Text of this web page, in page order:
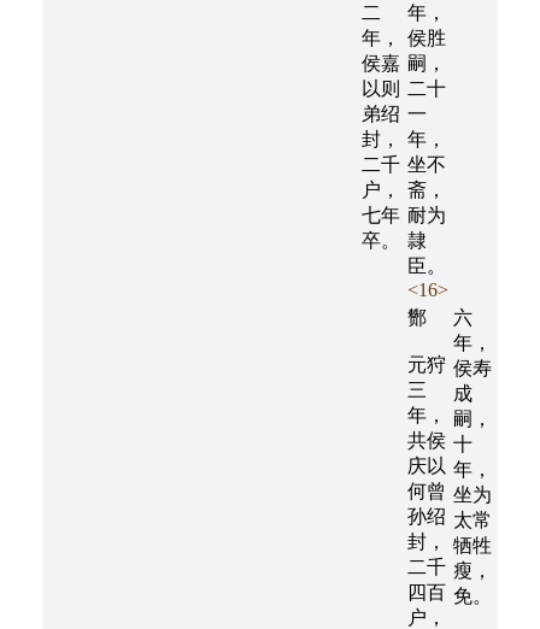
二
年，
侯嘉
以则
弟绍
封，
二千
户，
七年
卒。
年，
侯胜
嗣，
二十
一
年，
坐不
斋，
耐为
隷
臣。
<16>
酂
元狩
三
年，
共侯
庆以
何曾
孙绍
封，
二千
四百
户，
六
年，
侯寿
成
嗣，
十
年，
坐为
太常
牺牲
瘦，
免。